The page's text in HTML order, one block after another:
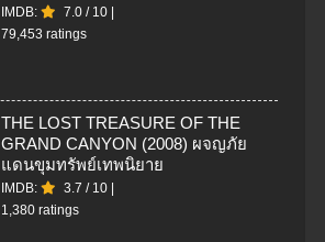
IMDB: 7.0 / 10
79,453 ratings
THE LOST TREASURE OF THE
GRAND CANYON (2008) ผจญภัย
แดนขุมทรัพย์เทพนิยาย
IMDB: 3.7 / 10
1,380 ratings